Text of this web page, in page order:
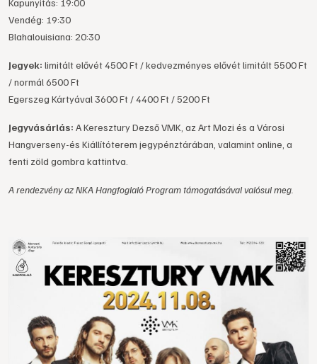
Kapunyitás: 19:00
Vendég: 19:30
Blahalouisiana: 20:30
Jegyek: limitált elővét 4500 Ft / kedvezményes elővét limitált 5500 Ft
/ normál 6500 Ft
Egerszeg Kártyával 3600 Ft / 4400 Ft / 5200 Ft
Jegyvásárlás: A Keresztury Dezső VMK, az Art Mozi és a Városi
Hangverseny-és Kiállítóterem jegypénztárában, valamint online, a
fenti zöld gombra kattintva.
A rendezvény az NKA Hangfoglaló Program támogatásával valósul meg.